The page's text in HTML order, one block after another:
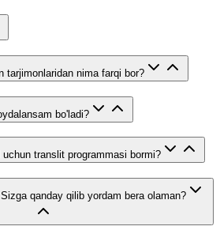
tarjimonlaridan nima farqi bor?
bo'ladi?
translit programmasi bormi?
qanday qilib yordam bera olaman?